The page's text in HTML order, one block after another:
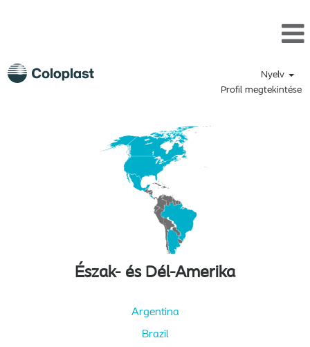
Nyelv
Profil megtekintése
Észak- és Dél-Amerika
Argentina
Brazil